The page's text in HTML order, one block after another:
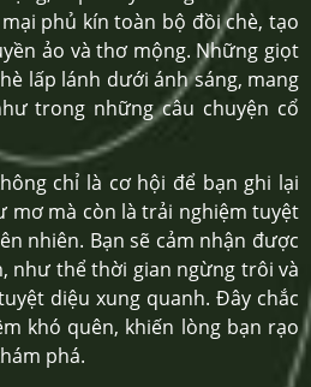
phủ kín toàn bộ đồi chè, tạo
ảo và thơ mộng. Những giọt
lấp lánh dưới ánh sáng, mang
trong những câu chuyện cổ
chỉ là cơ hội để bạn ghi lại
mơ mà còn là trải nghiệm tuyệt
nhiên. Bạn sẽ cảm nhận được
như thể thời gian ngừng trôi và
diệu xung quanh. Đây chắc
khó quên, khiến lòng bạn rạo
phá.